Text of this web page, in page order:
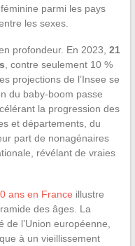
parmi les pays
les sexes.
profondeur. En 2023, 21
, contre seulement 10 %
projections de l’Insee se
du baby-boom passe
la progression des
et départements, du
part de nonagénaires
révélant de vraies
ans en France illustre
des âges. La
l’Union européenne,
à un vieillissement